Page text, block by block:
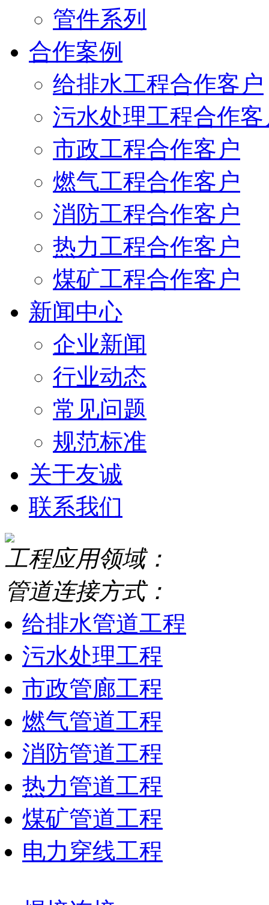
管件系列
合作案例
给排水工程合作客户
污水处理工程合作客
市政工程合作客户
燃气工程合作客户
消防工程合作客户
热力工程合作客户
煤矿工程合作客户
新闻中心
企业新闻
行业动态
常见问题
规范标准
关于友诚
联系我们
工程应用领域：
管道连接方式：
给排水管道工程
污水处理工程
市政管廊工程
燃气管道工程
消防管道工程
热力管道工程
煤矿管道工程
电力穿线工程